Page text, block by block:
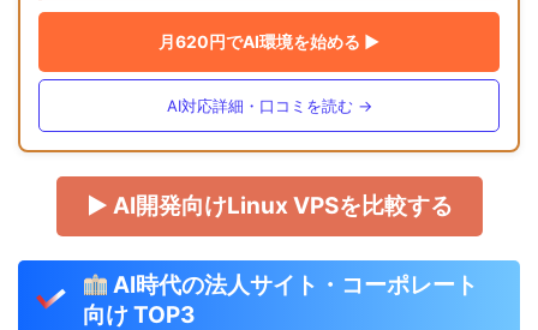
月620円でAI環境を始める ▶
AI対応詳細・口コミを読む →
▶ AI開発向けLinux VPSを比較する
AI時代の法人サイト・コーポレート
向け TOP3